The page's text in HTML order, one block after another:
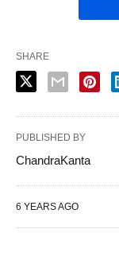
SHARE
PUBLISHED BY
ChandraKanta
6 YEARS AGO